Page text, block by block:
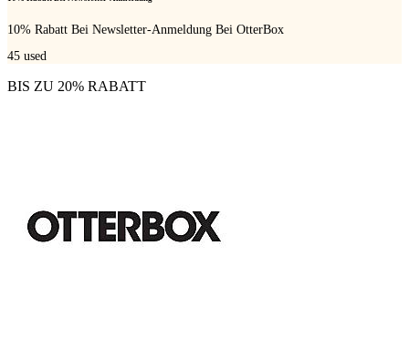
10% Rabatt Bei Newsletter-Anmeldung Bei OtterBox
45 used
BIS ZU 20% RABATT